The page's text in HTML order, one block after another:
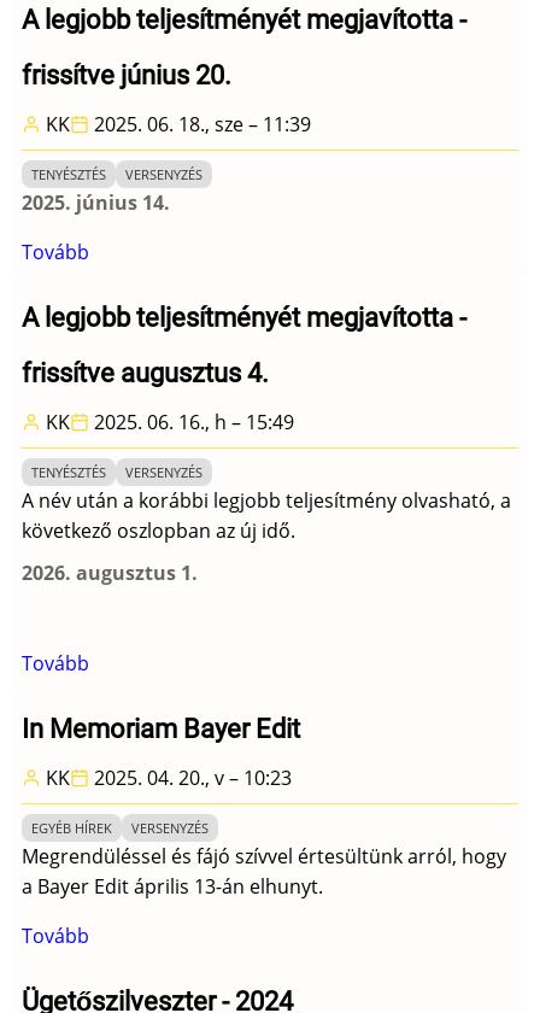
Ügetőderby
július
Kincsem
Park)
A legjobb teljesítményét megjavította -
frissítve június 20.
KK 2025. 06. 18., sze – 11:39
TENYÉSZTÉS VERSENYZÉS
2025. június 14.
Tovább
teljesítményét
-
június
20.)
A legjobb teljesítményét megjavította -
frissítve augusztus 4.
KK 2025. 06. 16., h – 15:49
TENYÉSZTÉS VERSENYZÉS
A név után a korábbi legjobb teljesítmény olvasható, a
következő oszlopban az új idő.
2026. augusztus 1.
Tovább
teljesítményét
-
frissítve
augusztus
4.)
In Memoriam Bayer Edit
KK 2025. 04. 20., v – 10:23
EGYÉB HÍREK VERSENYZÉS
Megrendüléssel és fájó szívvel értesültünk arról, hogy
a Bayer Edit április 13-án elhunyt.
Tovább
Bayer
Ügetőszilveszter - 2024